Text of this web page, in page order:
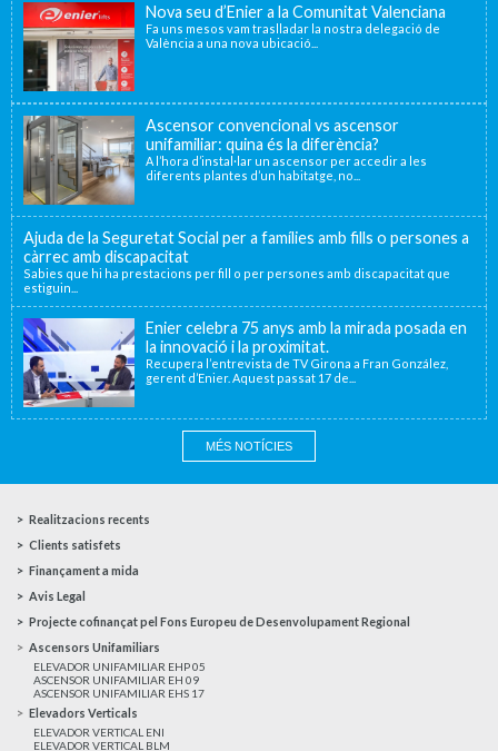
Nova seu d’Enier a la Comunitat Valenciana
Fa uns mesos vam traslladar la nostra delegació de
València a una nova ubicació...
Ascensor convencional vs ascensor
unifamiliar: quina és la diferència?
A l’hora d’instal·lar un ascensor per accedir a les
diferents plantes d’un habitatge, no...
Ajuda de la Seguretat Social per a famílies amb fills o persones a
càrrec amb discapacitat
Sabies que hi ha prestacions per fill o per persones amb discapacitat que
estiguin...
Enier celebra 75 anys amb la mirada posada en
la innovació i la proximitat.
Recupera l’entrevista de TV Girona a Fran González,
gerent d’Enier. Aquest passat 17 de...
MÉS NOTÍCIES
Realitzacions recents
Clients satisfets
Finançament a mida
Avis Legal
Projecte cofinançat pel Fons Europeu de Desenvolupament Regional
Ascensors Unifamiliars
ELEVADOR UNIFAMILIAR EHP 05
ASCENSOR UNIFAMILIAR EH 09
ASCENSOR UNIFAMILIAR EHS 17
Elevadors Verticals
ELEVADOR VERTICAL ENI
ELEVADOR VERTICAL BLM